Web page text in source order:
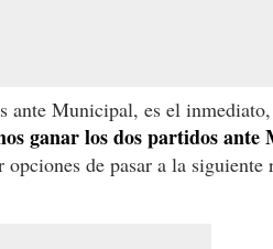
ante Municipal, es el
ganar los dos partidos
opciones de pasar a la